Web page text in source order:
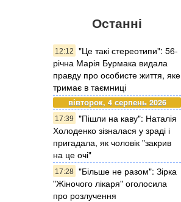
Останні
12:12
"Це такі стереотипи": 56-
річна Марія Бурмака видала
правду про особисте життя, яке
тримає в таємниці
вівторок, 4 серпень 2026
17:39
"Пішли на каву": Наталія
Холоденко зізналася у зраді і
пригадала, як чоловік "закрив
на це очі"
17:28 "Більше не разом": Зірка
"Жіночого лікаря" оголосила
про розлучення